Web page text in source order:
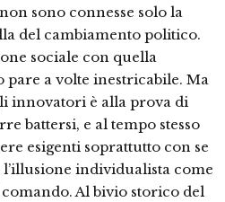
sono connesse solo la
del cambiamento politico.
sociale con quella
a volte inestricabile. Ma
innovatori è alla prova di
battersi, e al tempo stesso
esigenti soprattutto con se
l’illusione individualista come
Al bivio storico del